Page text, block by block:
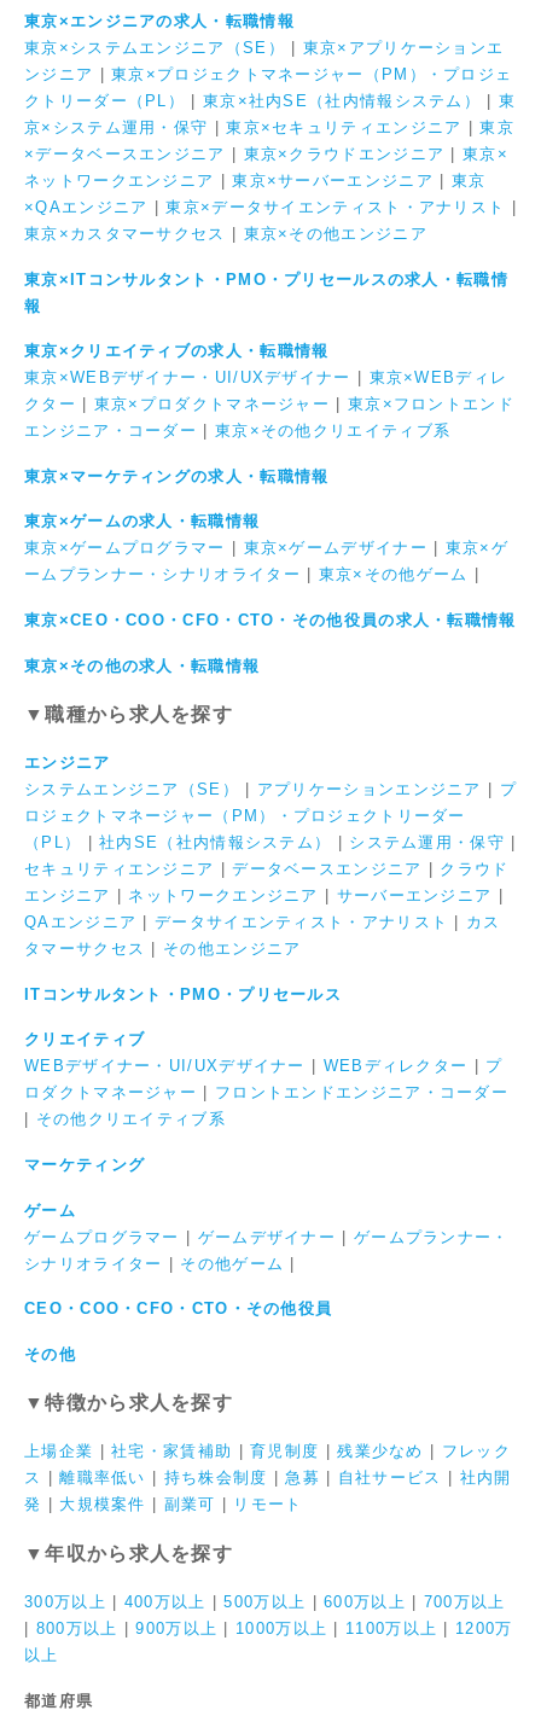
東京×エンジニアの求人・転職情報
東京×システムエンジニア（SE）
東京×アプリケーションエ
ンジニア
|東京×プロジェクトマネージャー（PM）・プロジェ
クトリーダー（PL）
東京×社内SE（社内情報システム）
東
京×システム運用・保守 |東京×セキュリティエンジニア |東京
×データベースエンジニア
東京×クラウドエンジニア |東京×
ネットワークエンジニア
|東京×サーバーエンジニア
東京
×QAエンジニア
|東京×データサイエンティスト・アナリスト
東京×カスタマーサクセス
東京×その他エンジニア
東京×ITコンサルタント・PMO・プリセールスの求人・転職情
報
東京×クリエイティブの求人・転職情報
東京×WEBデザイナー・UI/UXデザイナー
東京×WEBディレ
クター
東京×プロダクトマネージャー
東京×フロントエンド
エンジニア・コーダー
東京×その他クリエイティブ系
東京×マーケティングの求人・転職情報
東京×ゲームの求人・転職情報
東京×ゲームプログラマー
東京×ゲームデザイナー
東京×ゲ
ームプランナー・シナリオライター
東京×その他ゲーム
東京×CEO・COO・CFO・CTO・その他役員の求人・転職情報
東京×その他の求人・転職情報
▼職種から求人を探す
エンジニア
システムエンジニア（SE）
アプリケーションエンジニア
プ
ロジェクトマネージャー（PM）・プロジェクトリーダー
（PL）
|社内SE（社内情報システム） システム運用・保守
セキュリティエンジニア
|データベースエンジニア
クラウド
エンジニア
ネットワークエンジニア サーバーエンジニア
QAエンジニア
|データサイエンティスト・アナリスト
カス
タマーサクセス
その他エンジニア
ITコンサルタント・PMO・プリセールス
クリエイティブ
WEBデザイナー・UI/UXデザイナー
WEBディレクター
プ
ロダクトマネージャー
フロントエンドエンジニア・コーダー
その他クリエイティブ系
マーケティング
ゲーム
ゲームプログラマー | ゲームデザイナー | ゲームプランナー・
シナリオライター | その他ゲーム |
CEO・COO・CFO・CTO・その他役員
その他
▼特徴から求人を探す
上場企業 |社宅・家賃補助 |育児制度 |残業少なめ
フレック
ス
|離職率低い 持ち株会制度 |急募 自社サービス
社内開
発
大規模案件 副業可 リモート
▼年収から求人を探す
300万以上 400万以上 |500万以上 |600万以上
700万以上
800万以上 |900万以上 1000万以上 1100万以上
1200万
以上
都道府県